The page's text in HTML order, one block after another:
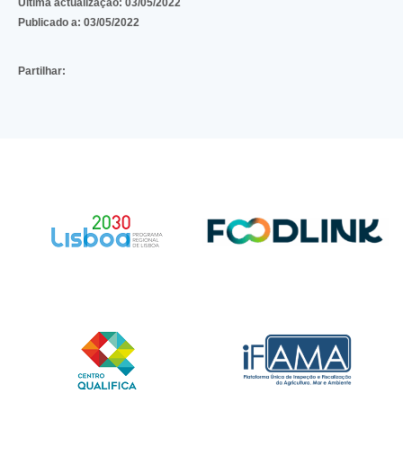
Última actualização: 03/05/2022
Publicado a: 03/05/2022
Partilhar: